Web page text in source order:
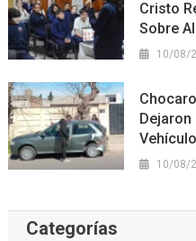
Cristo
Sobre
10/08/
Dejaron
10/08/
Categorías